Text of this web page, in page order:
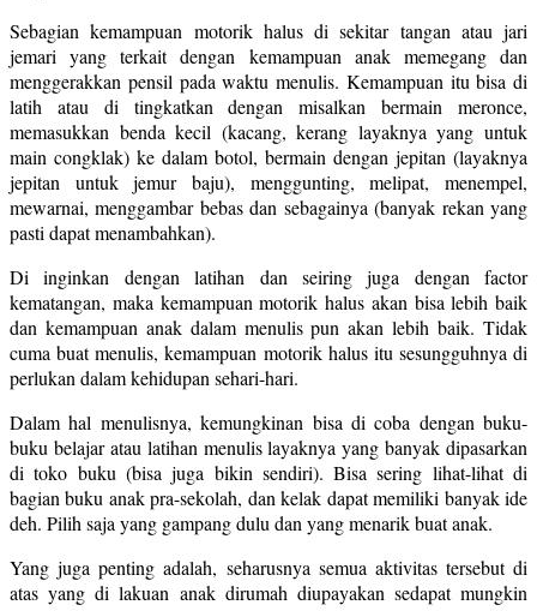
Sebagian kemampuan motorik halus di sekitar tangan atau jari
jemari yang terkait dengan kemampuan anak memegang dan
menggerakkan pensil pada waktu menulis. Kemampuan itu bisa di
latih atau di tingkatkan dengan misalkan bermain meronce,
memasukkan benda kecil (kacang, kerang layaknya yang untuk
main congklak) ke dalam botol, bermain dengan jepitan (layaknya
jepitan untuk jemur baju), menggunting, melipat, menempel,
mewarnai, menggambar bebas dan sebagainya (banyak rekan yang
pasti dapat menambahkan).
Di inginkan dengan latihan dan seiring juga dengan factor
kematangan, maka kemampuan motorik halus akan bisa lebih baik
dan kemampuan anak dalam menulis pun akan lebih baik. Tidak
cuma buat menulis, kemampuan motorik halus itu sesungguhnya di
perlukan dalam kehidupan sehari-hari.
Dalam hal menulisnya, kemungkinan bisa di coba dengan buku-
buku belajar atau latihan menulis layaknya yang banyak dipasarkan
di toko buku (bisa juga bikin sendiri). Bisa sering lihat-lihat di
bagian buku anak pra-sekolah, dan kelak dapat memiliki banyak ide
deh. Pilih saja yang gampang dulu dan yang menarik buat anak.
Yang juga penting adalah, seharusnya semua aktivitas tersebut di
atas yang di lakuan anak dirumah diupayakan sedapat mungkin